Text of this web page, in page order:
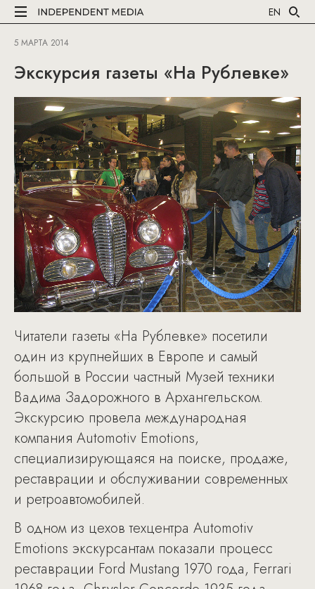
EN
5 МАРТА 2014
Экскурсия газеты «На Рублевке»
Читатели газеты «На Рублевке» посетили
один из крупнейших в Европе и самый
большой в России частный Музей техники
Вадима Задорожного в Архангельском.
Экскурсию провела международная
компания Automotiv Emotions,
специализирующаяся на поиске, продаже,
реставрации и обслуживании современных
и ретроавтомобилей.
В одном из цехов техцентра Automotiv
Emotions экскурсантам показали процесс
реставрации Ford Mustang 1970 года, Ferrari